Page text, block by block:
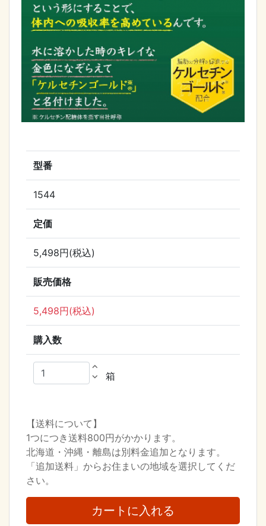
型番
1544
定価
5,498円(税込)
販売価格
5,498円(税込)
購入数
expand_less
expand_more
箱
【送料について】
1つにつき送料800円がかかります。
北海道・沖縄・離島は別料金追加となります。
「追加送料」からお住まいの地域を選択してくだ
さい。